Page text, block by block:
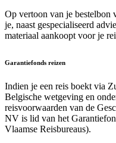
Op vertoon van je bestelbon
je, naast gespecialiseerd
materiaal aankoopt voor je
Garantiefonds reizen
Indien je een reis boekt via
Belgische wetgeving en
reisvoorwaarden van de
NV is lid van het
Vlaamse Reisbureaus).